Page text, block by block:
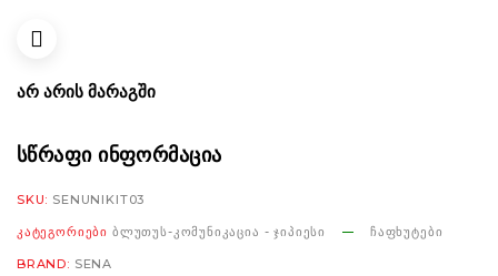
ᲐᲠ ᲐᲠᲘᲡ ᲛᲐᲠᲐᲒᲨᲘ
ᲡᲬᲠᲐᲤᲘ ᲘᲜᲤᲝᲠᲛᲐᲪᲘᲐ
SKU: SENUNIKIT03
ᲙᲐᲢᲔᲒᲝᲠᲘᲔᲑᲘ ᲑᲚᲣᲗᲣᲡ-ᲙᲝᲛᲣᲜᲘᲙᲐᲪᲘᲐ - ᲯᲘᲞᲘᲔᲡᲘ ᲩᲐᲤᲮᲣᲢᲔᲑᲘ
BRAND: SENA